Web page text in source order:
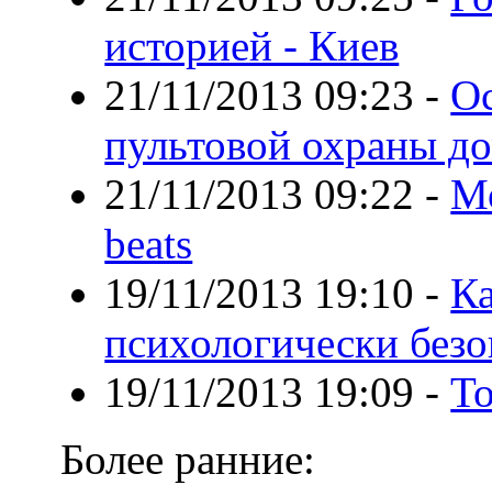
историей - Киев
21/11/2013 09:23 -
пультовой охраны
21/11/2013 09:22 -
beats
19/11/2013 19:10 -
психологически
19/11/2013 19:09 -
Более ранние: